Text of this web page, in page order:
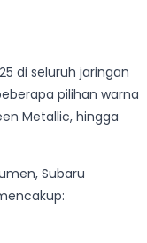
di seluruh jaringan
pilihan warna
Metallic, hingga
Subaru